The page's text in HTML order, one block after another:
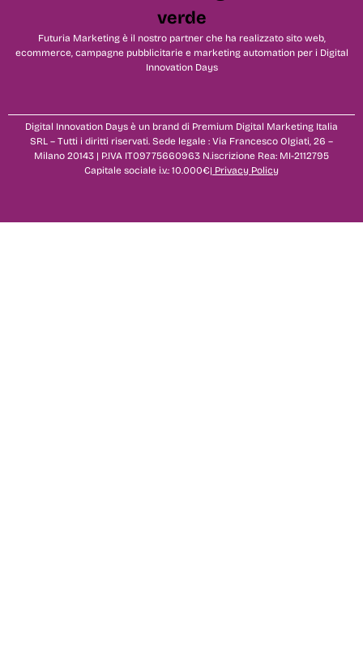
Futuria Marketing è il nostro partner che ha realizzato sito web,
ecommerce, campagne pubblicitarie e marketing automation per i Digital
Innovation Days
Digital Innovation Days è un brand di Premium Digital Marketing Italia
SRL – Tutti i diritti riservati. Sede legale : Via Francesco Olgiati, 26 –
Milano 20143 | P.IVA IT09775660963 N.iscrizione Rea: MI-2112795
Capitale sociale i.v.: 10.000€| Privacy Policy